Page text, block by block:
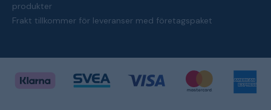
produkter
Frakt tillkommer för leveranser med företagspaket